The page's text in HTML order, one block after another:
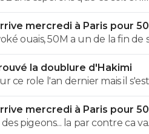
c'est un futur BON àà ce
mercredi à Paris pour
ouais, 50M a un de la fin de
pas pleurer quand je
la doublure d'Hakimi
ce role l'an dernier mais il
l'EDF et ça a pourri sa 1ere
ça colle cette fois ci
mercredi à Paris pour